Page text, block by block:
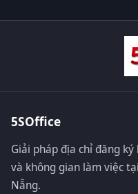
5SOffice
Giải pháp địa chỉ đăng
và không gian làm việc
Nẵng.